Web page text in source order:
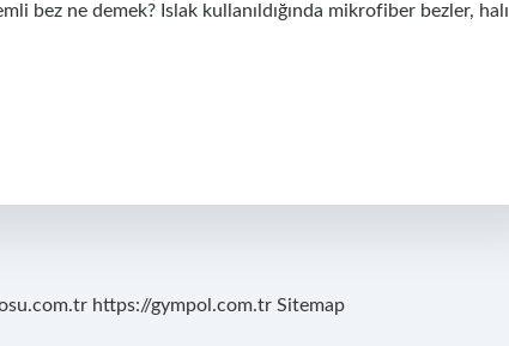
bez ne demek? Islak kullanıldığında mikrofiber bezler, halı
https://gympol.com.tr Sitemap